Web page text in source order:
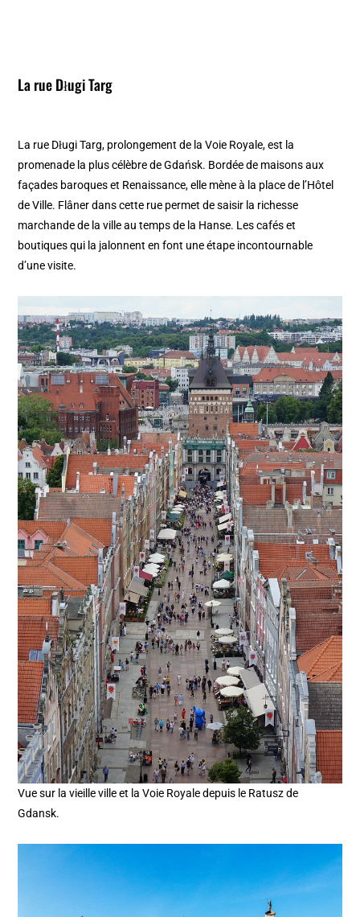
La rue Długi Targ
La rue Długi Targ, prolongement de la Voie Royale, est la
promenade la plus célèbre de Gdańsk. Bordée de maisons aux
façades baroques et Renaissance, elle mène à la place de l’Hôtel
de Ville. Flâner dans cette rue permet de saisir la richesse
marchande de la ville au temps de la Hanse. Les cafés et
boutiques qui la jalonnent en font une étape incontournable
d’une visite.
Vue sur la vieille ville et la Voie Royale depuis le Ratusz de
Gdansk.